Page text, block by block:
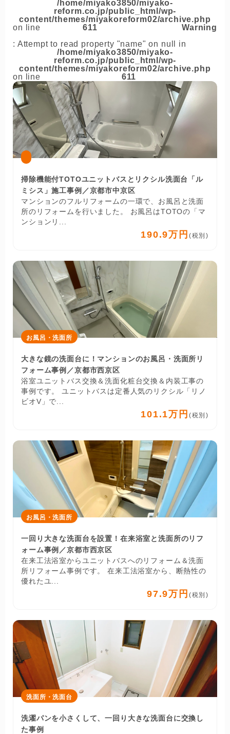
/home/miyako3850/miyako-
reform.co.jp/public_html/wp-
content/themes/miyakoreform02/archive.php
on line
611
Warning
: Attempt to read property "name" on null in
/home/miyako3850/miyako-
reform.co.jp/public_html/wp-
content/themes/miyakoreform02/archive.php
on line
611
掃除機能付TOTOユニットバスとリクシル洗面台「ル
ミシス」施工事例／京都市中京区
マンションのフルリフォームの一環で、お風呂と洗面
所のリフォームを行いました。 お風呂はTOTOの「マ
ンションリ...
190.9万円 (税別)
お風呂・洗面所
大きな鏡の洗面台に！マンションのお風呂・洗面所リ
フォーム事例／京都市西京区
浴室ユニットバス交換＆洗面化粧台交換＆内装工事の
事例です。 ユニットバスは定番人気のリクシル「リノ
ビオV」で...
101.1万円 (税別)
お風呂・洗面所
一回り大きな洗面台を設置！在来浴室と洗面所のリフ
ォーム事例／京都市西京区
在来工法浴室からユニットバスへのリフォーム＆洗面
所リフォーム事例です。 在来工法浴室から、断熱性の
優れたユ...
97.9万円 (税別)
洗面所・洗面台
洗濯パンを小さくして、一回り大きな洗面台に交換し
た事例